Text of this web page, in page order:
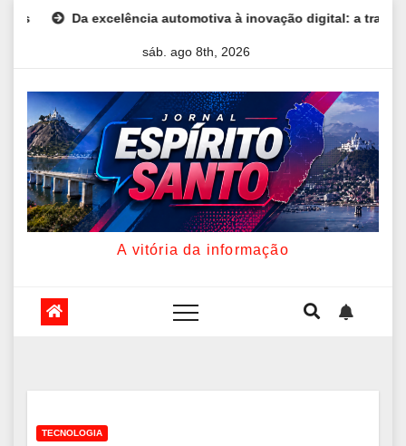
excelência automotiva à inovação digital: a trajetória
sáb. ago 8th, 2026
A vitória da informação
TECNOLOGIA